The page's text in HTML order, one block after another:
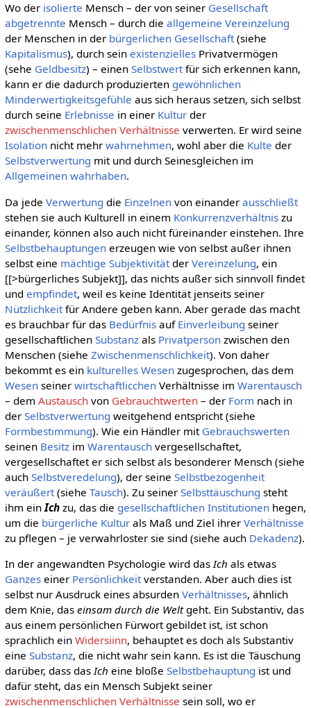
Wo der isolierte Mensch – der von seiner Gesellschaft
abgetrennte Mensch – durch die allgemeine Vereinzelung
der Menschen in der bürgerlichen Gesellschaft(siehe
Kapitalismus), durch sein existenziellesPrivatvermögen
(sehe Geldbesitz) – einen Selbstwertfür sich erkennen kann,
kann er die dadurch produzierten gewöhnlichen
Minderwertigkeitsgefühle aus sich heraus setzen, sich selbst
durch seine Erlebnisse in einer Kulturder
zwischenmenschlichen Verhältnisse verwerten. Er wird seine
Isolationnicht mehr wahrnehmen, wohl aber die Kulte der
Selbstverwertung mit und durch Seinesgleichen im
Allgemeinen wahrhaben.
Da jede Verwertung die Einzelnenvon einander ausschließt
stehen sie auch Kulturell in einem Konkurrenzverhältniszu
einander, können also auch nicht füreinander einstehen. Ihre
Selbstbehauptungenerzeugen wie von selbst außer ihnen
selbst eine mächtige Subjektivitätder Vereinzelung, ein
[[>bürgerliches Subjekt]], das nichts außer sich sinnvoll findet
und empfindet, weil es keine Identität jenseits seiner
Nützlichkeitfür Andere geben kann. Aber gerade das macht
es brauchbar für das Bedürfnisauf Einverleibung seiner
gesellschaftlichen Substanzals Privatpersonzwischen den
Menschen (siehe Zwischenmenschlichkeit). Von daher
bekommt es ein kulturelles Wesenzugesprochen, das dem
Wesenseiner wirtschaftlicchenVerhältnisse im Warentausch
– dem Austauschvon Gebrauchtwerten– der Form nach in
der Selbstverwertung weitgehend entspricht (siehe
Formbestimmung). Wie ein Händler mit Gebrauchswerten
seinen Besitzim Warentauschvergesellschaftet,
vergesellschaftet er sich selbst als besonderer Mensch (siehe
auch Selbstveredelung), der seine Selbstbezogenheit
veräußert(siehe Tausch). Zu seiner Selbsttäuschung steht
ihm einIchzu, das die gesellschaftlichen Institutionenhegen,
um die bürgerliche Kulturals Maß und Ziel ihrer Verhältnisse
zu pflegen – je verwahrloster sie sind (siehe auch Dekadenz).
In der angewandten Psychologie wird das Ich als etwas
Ganzeseiner Persönlichkeitverstanden. Aber auch dies ist
selbst nur Ausdruck eines absurden Verhältnisses, ähnlich
dem Knie, das einsam durch die Weltgeht. Ein Substantiv, das
aus einem persönlichen Fürwort gebildet ist, ist schon
sprachlich ein Widersiinn, behauptet es doch als Substantiv
eine Substanz, die nicht wahr sein kann. Es ist die Täuschung
darüber, dass das Ich eine bloße Selbstbehauptung ist und
dafür steht, das ein Mensch Subjekt seiner
zwischenmenschlichen Verhältnisse sein soll, wo er